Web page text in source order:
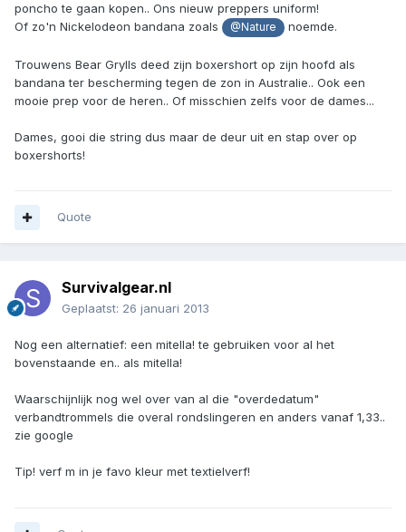
poncho te gaan kopen.. Ons nieuw preppers uniform!
Of zo'n Nickelodeon bandana zoals
@Nature noemde.
Trouwens Bear Grylls deed zijn boxershort op zijn hoofd als
bandana ter bescherming tegen de zon in Australie.. Ook een
mooie prep voor de heren.. Of misschien zelfs voor de dames...
Dames, gooi die string dus maar de deur uit en stap over op
boxershorts!
Quote
Survivalgear.nl
Geplaatst: 26 januari 2013
Nog een alternatief: een mitella! te gebruiken voor al het
bovenstaande en.. als mitella!
Waarschijnlijk nog wel over van al die "overdedatum"
verbandtrommels die overal rondslingeren en anders vanaf 1,33..
zie google
Tip! verf m in je favo kleur met textielverf!